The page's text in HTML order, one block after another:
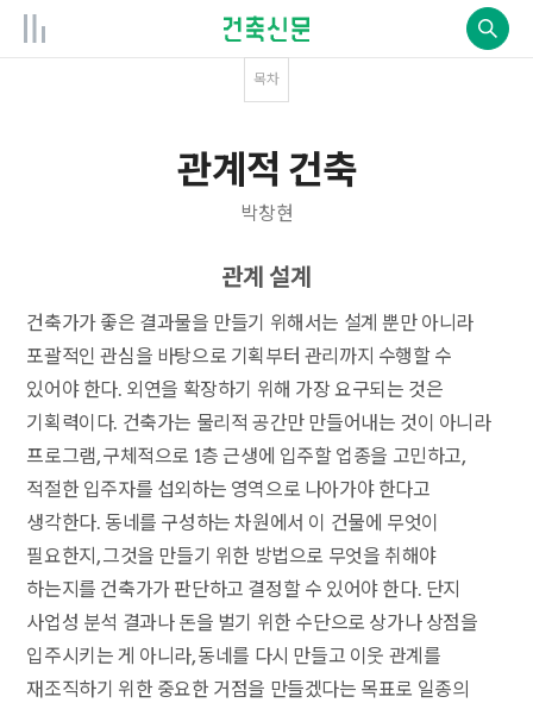
목차
관계적 건축
박창현
관계 설계
건축가가 좋은 결과물을 만들기 위해서는 설계 뿐만 아니라
포괄적인 관심을 바탕으로 기획부터 관리까지 수행할 수
있어야 한다. 외연을 확장하기 위해 가장 요구되는 것은
기획력이다. 건축가는 물리적 공간만 만들어내는 것이 아니라
프로그램, 구체적으로 1층 근생에 입주할 업종을 고민하고,
적절한 입주자를 섭외하는 영역으로 나아가야 한다고
생각한다. 동네를 구성하는 차원에서 이 건물에 무엇이
필요한지, 그것을 만들기 위한 방법으로 무엇을 취해야
하는지를 건축가가 판단하고 결정할 수 있어야 한다. 단지
사업성 분석 결과나 돈을 벌기 위한 수단으로 상가나 상점을
입주시키는 게 아니라, 동네를 다시 만들고 이웃 관계를
재조직하기 위한 중요한 거점을 만들겠다는 목표로 일종의